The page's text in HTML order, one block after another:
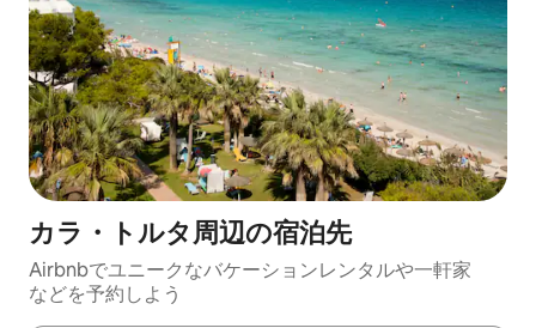
カラ・トルタ⁠周⁠辺⁠の宿⁠泊⁠先
Airbnbでユニークなバ⁠ケ⁠ー⁠シ⁠ョ⁠ンレ⁠ン⁠タ⁠ルや一⁠軒⁠家
な⁠ど⁠を予⁠約⁠し⁠よ⁠う